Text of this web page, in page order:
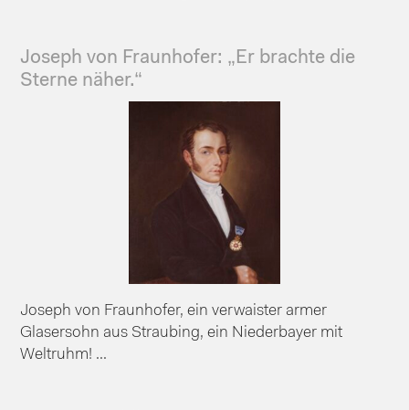
Joseph von Fraunhofer: „Er brachte die
Sterne näher.“
Joseph von Fraunhofer, ein verwaister armer
Glasersohn aus Straubing, ein Niederbayer mit
Weltruhm! ...